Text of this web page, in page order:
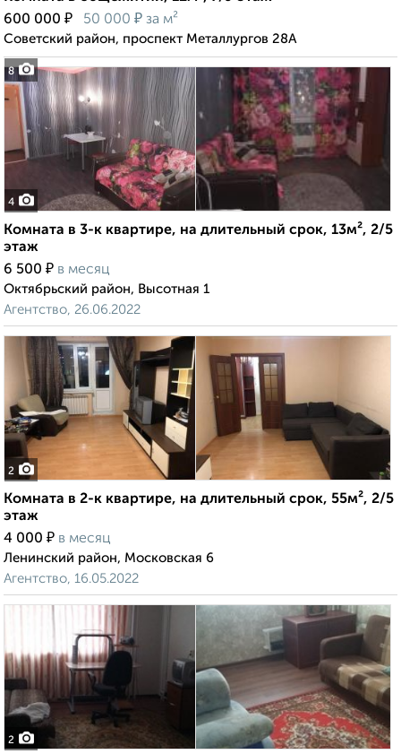
8
600 000 ₽ 50 000 ₽ за м²
Советский район, проспект Металлургов 28А
4
Комната в 3-к квартире, на длительный срок, 13м², 2/5
этаж
6 500 ₽ в месяц
Октябрьский район, Высотная 1
Агентство, 26.06.2022
2
Комната в 2-к квартире, на длительный срок, 55м², 2/5
этаж
4 000 ₽ в месяц
Ленинский район, Московская 6
Агентство, 16.05.2022
2